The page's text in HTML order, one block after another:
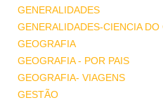
GENERALIDADES
GENERALIDADES-CIENCIA
GEOGRAFIA
GEOGRAFIA - POR PAIS
GEOGRAFIA- VIAGENS
GESTÃO